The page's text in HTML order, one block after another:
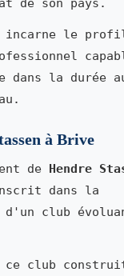
de son pays.
le
dans la durée
à Brive
de Hendre
dans la
d'un club
club